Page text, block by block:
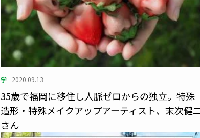
学 2020.09.13
35歳で福岡に移住し人脈ゼロからの独立。特殊
造形・特殊メイクアップアーティスト、末次健
さん